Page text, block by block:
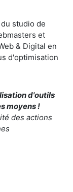
studio de
et
& Digital en
d'optimisation
d'outils
moyens !
des actions